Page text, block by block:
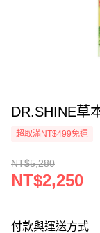
DR.SHINE草
超取滿NT$499免運
NT$5,280
NT$2,250
付款與運送方式